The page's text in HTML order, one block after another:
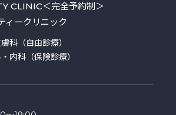
CLINIC＜完全予約制＞
ィークリニック
科（自由診療）
内科（保険診療）